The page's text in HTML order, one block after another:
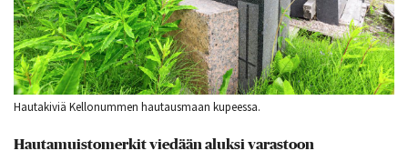
Hautakiviä Kellonummen hautausmaan kupeessa.
Hautamuistomerkit viedään aluksi varastoon